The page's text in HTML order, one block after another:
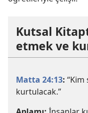
Kutsal
etmek ve
Matta 24:13: “Kim
kurtulacak.”